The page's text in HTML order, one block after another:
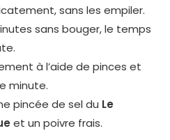
sans les empiler.
sans bouger, le temps
à l’aide de pinces et
minute.
pincée de sel du Le
et un poivre frais.